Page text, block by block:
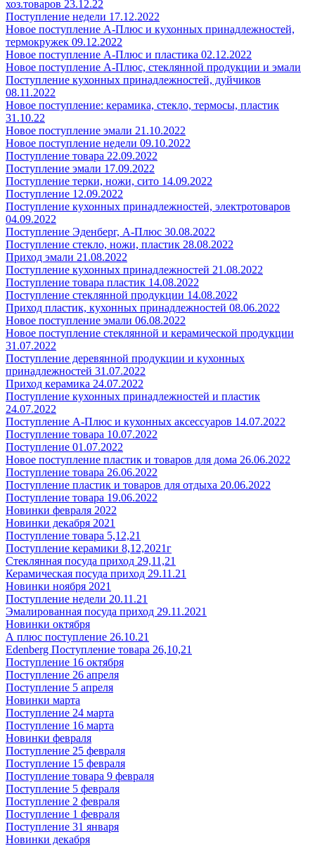
хоз.товаров 23.12.22
Поступление недели 17.12.2022
Новое поступление А-Плюс и кухонных принадлежностей,
термокружек 09.12.2022
Новое поступление А-Плюс и пластика 02.12.2022
Новое поступление А-Плюс, стеклянной продукции и эмали
Поступление кухонных принадлежностей, дуйчиков
08.11.2022
Новое поступление: керамика, стекло, термосы, пластик
31.10.22
Новое поступление эмали 21.10.2022
Новое поступление недели 09.10.2022
Поступление товара 22.09.2022
Поступление эмали 17.09.2022
Поступление терки, ножи, сито 14.09.2022
Поступление 12.09.2022
Поступление кухонных принадлежностей, электротоваров
04.09.2022
Поступление Эденберг, А-Плюс 30.08.2022
Поступление стекло, ножи, пластик 28.08.2022
Приход эмали 21.08.2022
Поступление кухонных принадлежностей 21.08.2022
Поступление товара пластик 14.08.2022
Поступление стеклянной продукции 14.08.2022
Приход пластик, кухонных принадлежностей 08.06.2022
Новое поступление эмали 06.08.2022
Новое поступление стеклянной и керамической продукции
31.07.2022
Поступление деревянной продукции и кухонных
принадлежностей 31.07.2022
Приход керамика 24.07.2022
Поступление кухонных принадлежностей и пластик
24.07.2022
Поступление А-Плюс и кухонных аксессуаров 14.07.2022
Поступление товара 10.07.2022
Поступление 01.07.2022
Новое поступление пластик и товаров для дома 26.06.2022
Поступление товара 26.06.2022
Поступление пластик и товаров для отдыха 20.06.2022
Поступление товара 19.06.2022
Новинки февраля 2022
Новинки декабря 2021
Поступление товара 5,12,21
Поступление керамики 8,12,2021г
Стеклянная посуда приход 29,11,21
Керамическая посуда приход 29.11.21
Новинки ноября 2021
Поступление недели 20.11.21
Эмалированная посуда приход 29.11.2021
Новинки октября
А плюс поступление 26.10.21
Edenberg Поступление товара 26,10,21
Поступление 16 октября
Поступление 26 апреля
Поступление 5 апреля
Новинки марта
Поступление 24 марта
Поступление 16 марта
Новинки февраля
Поступление 25 февраля
Поступление 15 февраля
Поступление товара 9 февраля
Поступление 5 февраля
Поступление 2 февраля
Поступление 1 февраля
Поступление 31 января
Новинки декабря